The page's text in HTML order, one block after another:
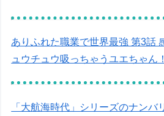
ありふれた職業で世界最強 第3話
ュウチュウ吸っちゃうユエちゃん！
「大航海時代」シリーズのナンバ